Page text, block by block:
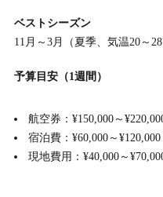
ベストシーズン
11月～3月（夏季、気温20～
予算目安（1週間）
航空券：¥150,000～
宿泊費：¥60,000～¥120,000
現地費用：¥40,000～